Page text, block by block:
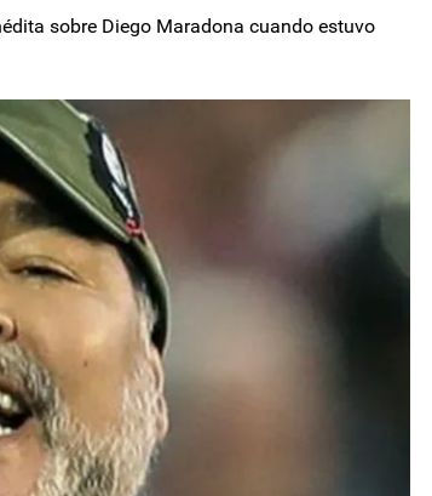
sobre Diego Maradona cuando estuvo